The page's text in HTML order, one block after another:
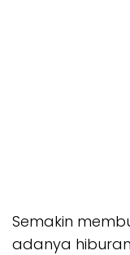
Semakin
adanya